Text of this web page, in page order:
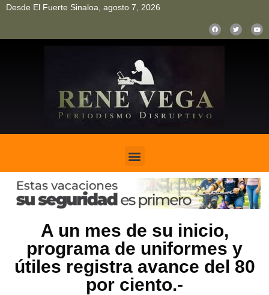
Desde El Fuerte Sinaloa, agosto 7, 2026
A un mes de su inicio,
programa de uniformes y
útiles registra avance del 80
por ciento.-